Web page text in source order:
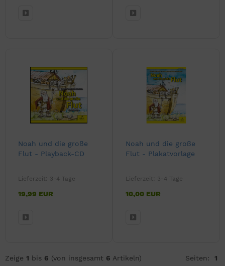
Noah und die große
Flut - Playback-CD
Lieferzeit: 3-4 Tage
19,99 EUR
Noah und die große
Flut - Plakatvorlage
Lieferzeit: 3-4 Tage
10,00 EUR
Zeige 1 bis 6 (von insgesamt 6 Artikeln) Seiten: 1